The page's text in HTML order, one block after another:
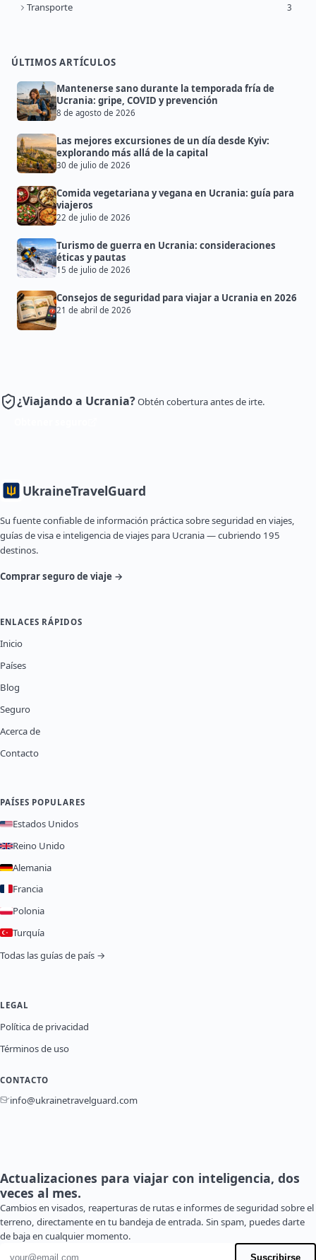
Transporte 3
ÚLTIMOS ARTÍCULOS
Mantenerse sano durante la temporada fría de
Ucrania: gripe, COVID y prevención
8 de agosto de 2026
Las mejores excursiones de un día desde Kyiv:
explorando más allá de la capital
30 de julio de 2026
Comida vegetariana y vegana en Ucrania: guía para
viajeros
22 de julio de 2026
Turismo de guerra en Ucrania: consideraciones
éticas y pautas
15 de julio de 2026
Consejos de seguridad para viajar a Ucrania en 2026
21 de abril de 2026
¿Viajando a Ucrania?Obtén cobertura antes de irte.
UkraineTravelGuard
Su fuente confiable de información práctica sobre seguridad en viajes,
guías de visa e inteligencia de viajes para Ucrania — cubriendo 195
destinos.
Comprar seguro de viaje →
ENLACES RÁPIDOS
Inicio
Países
Blog
Seguro
Acerca de
Contacto
PAÍSES POPULARES
Estados Unidos
Reino Unido
Alemania
Francia
Polonia
Turquía
Todas las guías de país →
LEGAL
Política de privacidad
Términos de uso
CONTACTO
info@ukrainetravelguard.com
Actualizaciones para viajar con inteligencia, dos
veces al mes.
Cambios en visados, reaperturas de rutas e informes de seguridad sobre el
terreno, directamente en tu bandeja de entrada. Sin spam, puedes darte
de baja en cualquier momento.
Dirección de correo electrónico Suscribirse